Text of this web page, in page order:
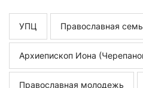
УПЦ Православная
Архиепископ Иона
Православная молодежь